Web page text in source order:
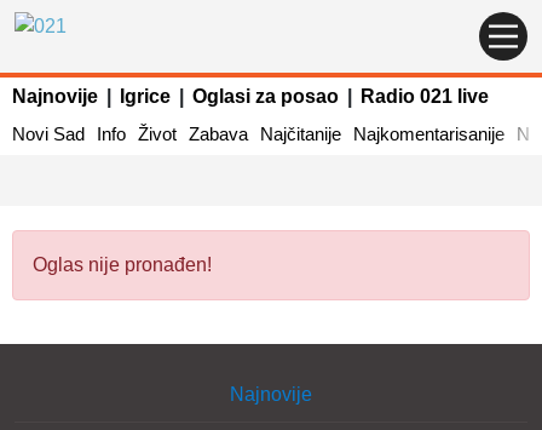
Najnovije Igrice Oglasi za posao
Radio 021 live
Novi Sad
Info Život Zabava Najčitanije Najkomentarisanije
Oglas nije pronađen!
Najnovije